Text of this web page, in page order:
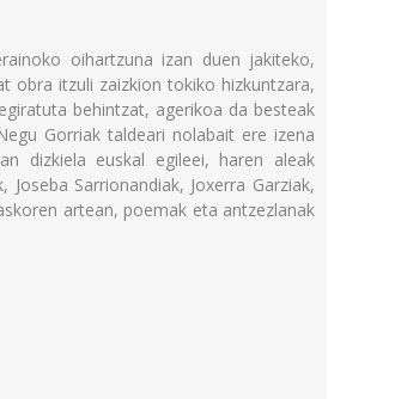
oihartzuna izan duen jakiteko,
obra itzuli zaizkion tokiko hizkuntzara,
behintzat, agerikoa da besteak
Gorriak taldeari nolabait ere izena
dizkiela euskal egileei, haren aleak
Sarrionandiak, Joxerra Garziak,
artean, poemak eta antzezlanak